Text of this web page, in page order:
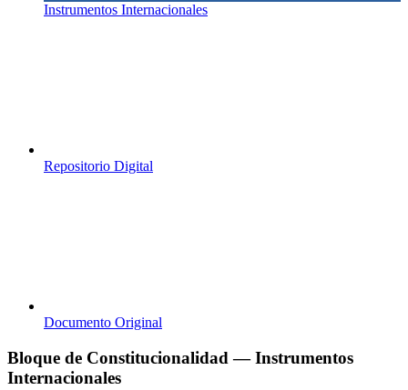
Instrumentos Internacionales
Repositorio Digital
Documento Original
Bloque de Constitucionalidad — Instrumentos
Internacionales